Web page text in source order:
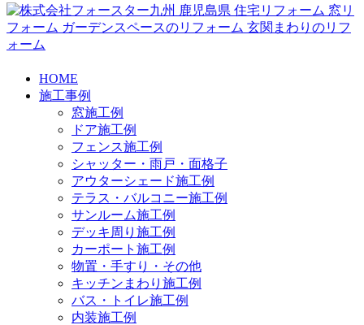
HOME
施工事例
窓施工例
ドア施工例
フェンス施工例
シャッター・雨戸・面格子
アウターシェード施工例
テラス・バルコニー施工例
サンルーム施工例
デッキ周り施工例
カーポート施工例
物置・手すり・その他
キッチンまわり施工例
バス・トイレ施工例
内装施工例